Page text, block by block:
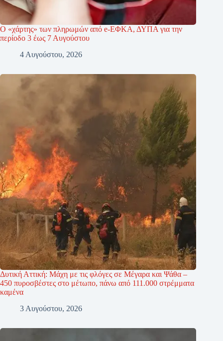
Ο «χάρτης» των πληρωμών από e-ΕΦΚΑ, ΔΥΠΑ για την
περίοδο 3 έως 7 Αυγούστου
4 Αυγούστου, 2026
Δυτική Αττική: Μάχη με τις φλόγες σε Μέγαρα και Ψάθα –
450 πυροσβέστες στο μέτωπο, πάνω από 111.000 στρέμματα
καμένα
3 Αυγούστου, 2026